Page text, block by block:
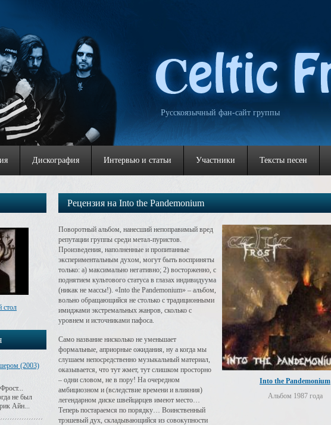
Русскоязычный фан-сайт группы
Дискография Интервью и статьи Участники Тексты песен
стол
(2003)
не был
Айн...
Рецензия на Into the Pandemonium
Into the Pandemonium
Альбом 1987 года
Поворотный альбом, нанесший непоправимый вред
репутации группы среди метал-пуристов.
Произведения, наполненные и пропитанные
экспериментальным духом, могут быть восприняты
только: а) максимально негативно; 2) восторженно, с
поднятием культового статуса в глазах индивидуума
(никак не массы!). «Into the Pandemonium» – альбом,
вольно обращающийся не столько с традиционными
имиджами экстремальных жанров, сколько с
уровнем и источниками пафоса.
Само название нисколько не уменьшает
формальные, априорные ожидания, ну а когда мы
слушаем непосредственно музыкальный материал,
оказывается, что тут жмет, тут слишком просторно
– одни словом, не в пору! На очередном
амбициозном и (вследствие времени и влияния)
легендарном диске швейцарцев имеют место…
Теперь постараемся по порядку… Воинственный
трэшевый дух, складывающийся из совокупности